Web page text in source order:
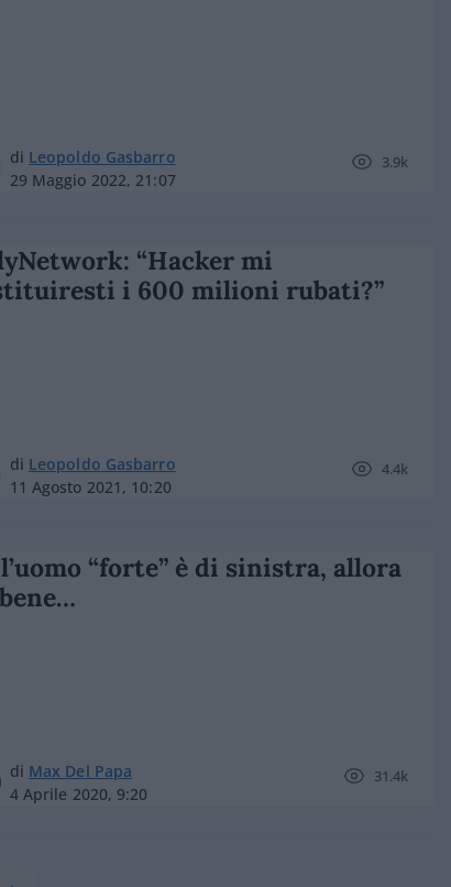
di Leopoldo Gasbarro
29 Maggio 2022, 21:07
3.9k
“Hacker mi
i 600 milioni rubati?”
di Leopoldo Gasbarro
11 Agosto 2021, 10:20
4.4k
l’uomo “forte” è di sinistra, allora
di Max Del Papa
4 Aprile 2020, 9:20
31.4k